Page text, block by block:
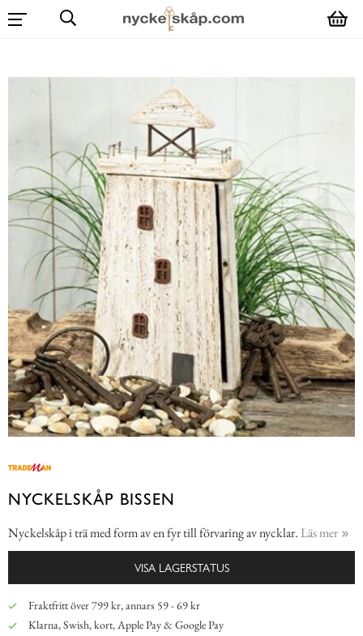
NYCKELSKÅP BISSEN
Nyckelskåp i trä med form av en fyr till förvaring av nycklar. Läs mer
VISA LAGERSTATUS
Fraktfritt över 799 kr, annars 59 - 69 kr
Klarna, Swish, kort, Apple Pay & Google Pay